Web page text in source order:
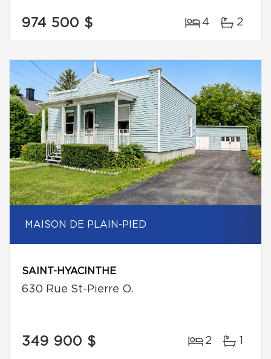
974 500 $ 4 2
MAISON DE PLAIN-PIED
SAINT-HYACINTHE
630 Rue St-Pierre O.
349 900 $ 2 1